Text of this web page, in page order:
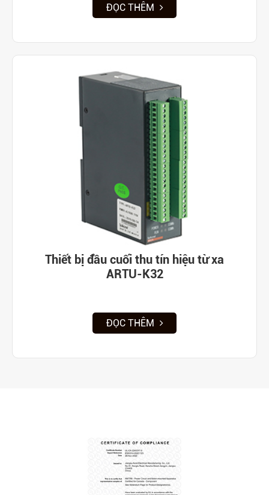
ĐỌC THÊM
Thiết bị đầu cuối thu tín hiệu từ xa
ARTU-K32
ĐỌC THÊM